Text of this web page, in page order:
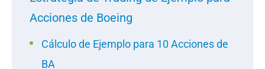
Acciones de Boeing
Cálculo de Ejemplo para 10 Acciones de
BA